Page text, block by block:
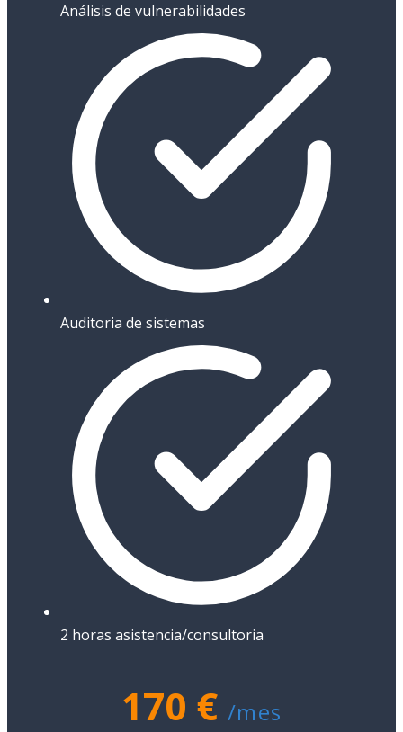
Análisis de vulnerabilidades
Auditoria de sistemas
2 horas asistencia/consultoria
170 € /mes